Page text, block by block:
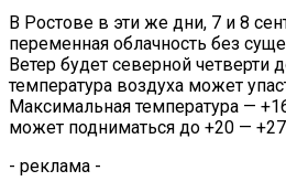
В Ростове в эти же дни, 7 и 8
переменная облачность без
Ветер будет северной
температура воздуха может
Максимальная температура —
может подниматься до +20 — +27
- реклама -